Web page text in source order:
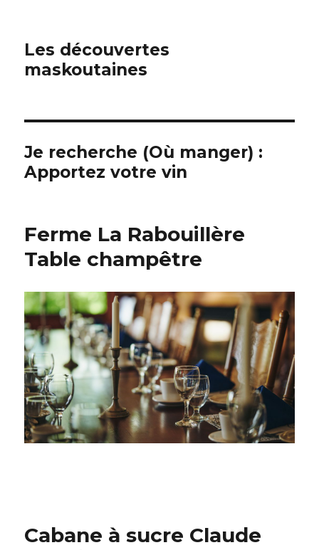
Les découvertes
maskoutaines
Je recherche (Où manger) :
Apportez votre vin
Ferme La Rabouillère
Table champêtre
Cabane à sucre Claude